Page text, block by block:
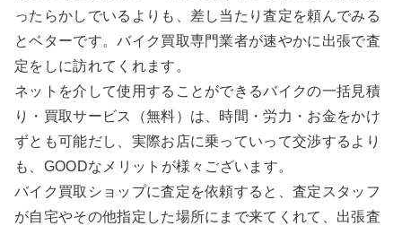
ったらかしでいるよりも、差し当たり査定を頼んでみる
とベターです。バイク買取専門業者が速やかに出張で査
定をしに訪れてくれます。
ネットを介して使用することができるバイクの一括見積
り・買取サービス（無料）は、時間・労力・お金をかけ
ずとも可能だし、実際お店に乗っていって交渉するより
も、GOODなメリットが様々ございます。
バイク買取ショップに査定を依頼すると、査定スタッフ
が自宅やその他指定した場所にまで来てくれて、出張査